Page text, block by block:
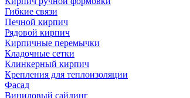
Гибкие связи
Печной кирпич
Рядовой кирпич
Кирпичные перемычки
Кладочные сетки
Клинкерный кирпич
Крепления для теплоизоляции
Фасад
Виниловый сайдинг